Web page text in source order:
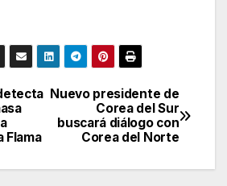
Nuevo presidente de
Corea del Sur
buscará diálogo con
Corea del Norte
Flama